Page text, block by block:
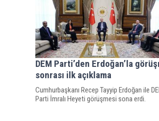
DEM Parti’den Erdoğan’la
sonrası ilk açıklama
Cumhurbaşkanı Recep Tayyip Erdoğan ile
Parti İmralı Heyeti görüşmesi sona erdi.